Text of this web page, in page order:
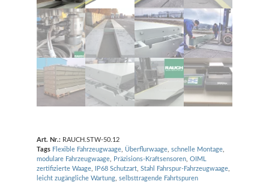
Art. Nr.: RAUCH.STW-50.12
Tags Flexible Fahrzeugwaage, Überflurwaage, schnelle Montage,
modulare Fahrzeugwaage, Präzisions-Kraftsensoren, OIML
zertifizierte Waage, IP68 Schutzart, Stahl Fahrspur-Fahrzeugwaage,
leicht zugängliche Wartung, selbsttragende Fahrtspuren